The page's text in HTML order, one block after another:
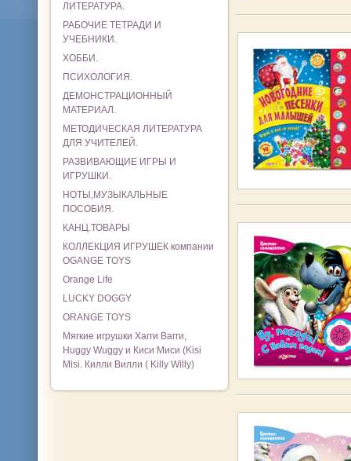
ЛИТЕРАТУРА.
РАБОЧИЕ ТЕТРАДИ И
УЧЕБНИКИ.
ХОББИ.
ПСИХОЛОГИЯ.
ДЕМОНСТРАЦИОННЫЙ
МАТЕРИАЛ.
МЕТОДИЧЕСКАЯ ЛИТЕРАТУРА
ДЛЯ УЧИТЕЛЕЙ.
РАЗВИВАЮЩИЕ ИГРЫ И
ИГРУШКИ.
НОТЫ,МУЗЫКАЛЬНЫЕ
ПОСОБИЯ.
КАНЦ.ТОВАРЫ
КОЛЛЕКЦИЯ ИГРУШЕК компании
OGANGE TOYS
Orange Life
LUCKY DOGGY
ORANGE TOYS
Мягкие игрушки Хагги Вагги,
Huggy Wuggy и Киси Миси (Kisi
Misi. Килли Вилли ( Killy Willy)